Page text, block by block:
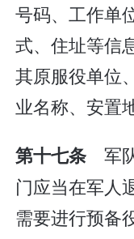
号码、工作单
式、住址等信
其原服役单位
业名称、安置
第十七条军
门应当在军人
需要进行预备